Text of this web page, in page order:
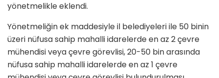
yönetmelikle eklendi.
Yönetmeliğin ek maddesiyle il belediyeleri ile 50 binin
üzeri nüfusa sahip mahalli idarelerde en az 2 çevre
mühendisi veya çevre görevlisi, 20-50 bin arasında
nüfusa sahip mahalli idarelerde en az 1 çevre